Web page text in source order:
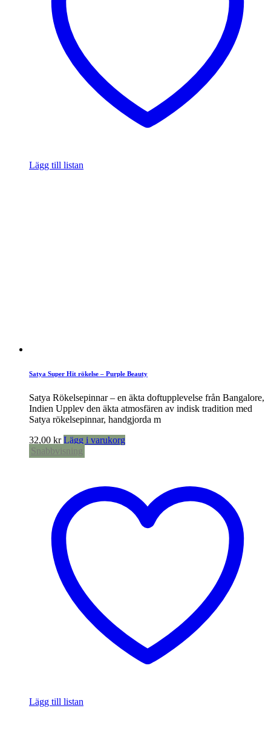
Lägg till listan
Satya Super Hit rökelse – Purple Beauty
Satya Rökelsepinnar – en äkta doftupplevelse från Bangalore,
Indien Upplev den äkta atmosfären av indisk tradition med
Satya rökelsepinnar, handgjorda m
32,00 kr Lägg i varukorg
Snabbvisning
Lägg till listan